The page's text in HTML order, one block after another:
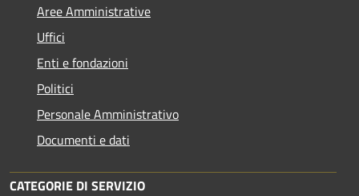
Aree Amministrative
Uffici
Enti e fondazioni
Politici
Personale Amministrativo
Documenti e dati
CATEGORIE DI SERVIZIO